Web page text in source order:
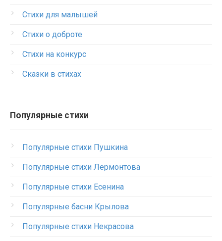
Стихи для малышей
Стихи о доброте
Стихи на конкурс
Сказки в стихах
Популярные стихи
Популярные стихи Пушкина
Популярные стихи Лермонтова
Популярные стихи Есенина
Популярные басни Крылова
Популярные стихи Некрасова